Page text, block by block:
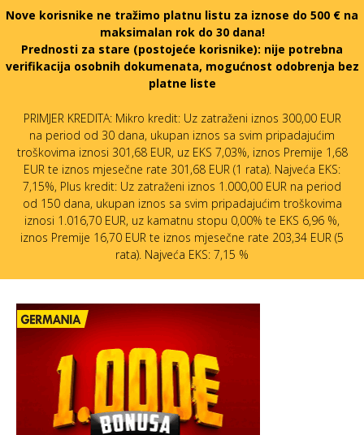
Nove korisnike ne tražimo platnu listu za iznose do 500 € na
maksimalan rok do 30 dana!
Prednosti za stare (postojeće korisnike): nije potrebna
verifikacija osobnih dokumenata, mogućnost odobrenja bez
platne liste
PRIMJER KREDITA: Mikro kredit: Uz zatraženi iznos 300,00 EUR
na period od 30 dana, ukupan iznos sa svim pripadajućim
troškovima iznosi 301,68 EUR, uz EKS 7,03%, iznos Premije 1,68
EUR te iznos mjesečne rate 301,68 EUR (1 rata). Najveća EKS:
7,15%, Plus kredit: Uz zatraženi iznos 1.000,00 EUR na period
od 150 dana, ukupan iznos sa svim pripadajućim troškovima
iznosi 1.016,70 EUR, uz kamatnu stopu 0,00% te EKS 6,96 %,
iznos Premije 16,70 EUR te iznos mjesečne rate 203,34 EUR (5
rata). Najveća EKS: 7,15 %